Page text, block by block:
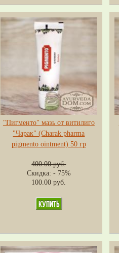
"Пигменто" мазь от витилиго
"Чарак" (Charak pharma
pigmento ointment) 50 гр
400.00 руб.
Скидка: - 75%
100.00 руб.